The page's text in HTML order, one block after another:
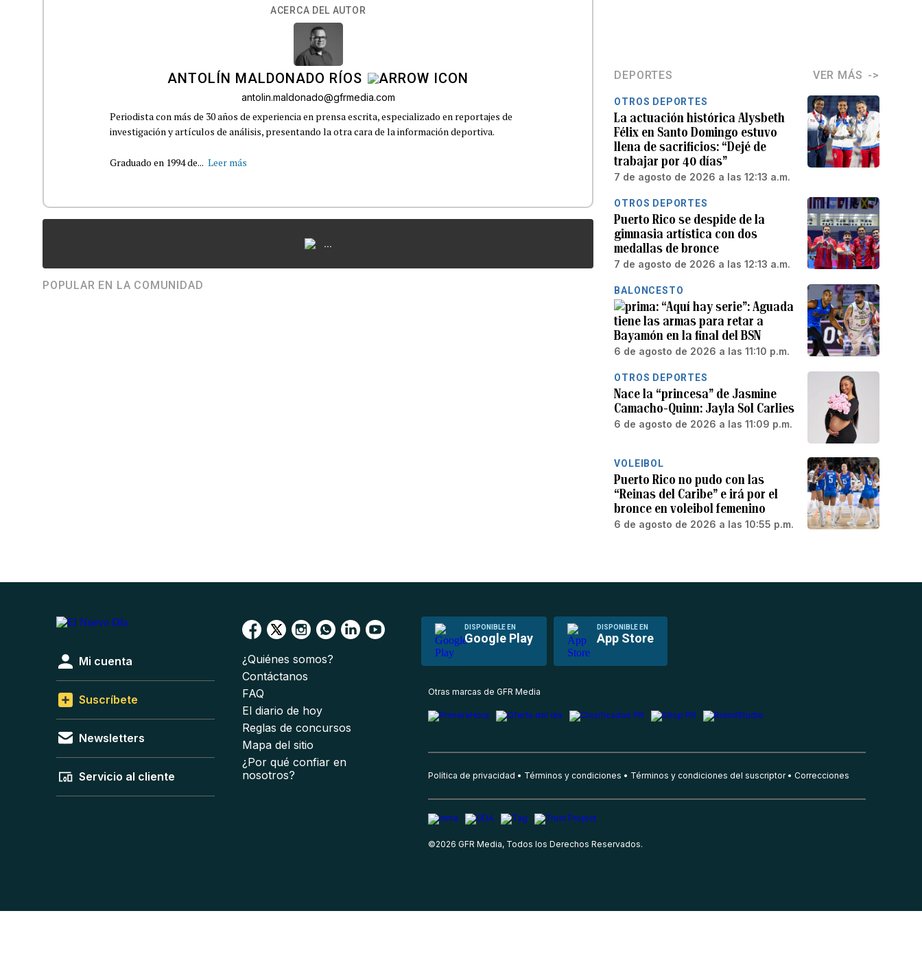
ACERCA DEL AUTOR
ANTOLÍN MALDONADO RÍOS
antolin.maldonado@gfrmedia.com
Periodista con más de 30 años de experiencia en prensa escrita, especializado en reportajes de
investigación y artículos de análisis, presentando la otra cara de la información deportiva.
Graduado en 1994 de... Leer más
...
POPULAR EN LA COMUNIDAD
DEPORTES VER MÁS
OTROS DEPORTES
La actuación histórica Alysbeth
Félix en Santo Domingo estuvo
llena de sacrificios: “Dejé de
trabajar por 40 días”
7 de agosto de 2026 a las 12:13 a.m.
OTROS DEPORTES
Puerto Rico se despide de la
gimnasia artística con dos
medallas de bronce
7 de agosto de 2026 a las 12:13 a.m.
BALONCESTO
“Aquí hay serie”: Aguada
tiene las armas para retar a
Bayamón en la final del BSN
6 de agosto de 2026 a las 11:10 p.m.
OTROS DEPORTES
Nace la “princesa” de Jasmine
Camacho-Quinn: Jayla Sol Carlies
6 de agosto de 2026 a las 11:09 p.m.
VOLEIBOL
Puerto Rico no pudo con las
“Reinas del Caribe” e irá por el
bronce en voleibol femenino
6 de agosto de 2026 a las 10:55 p.m.
DISPONIBLE EN
Google Play
DISPONIBLE EN
App Store
Mi cuenta
Suscríbete
Newsletters
Servicio al cliente
¿Quiénes somos?
Contáctanos
FAQ
El diario de hoy
Reglas de concursos
Mapa del sitio
¿Por qué confiar en
nosotros?
Otras marcas de GFR Media
Política de privacidad Términos y condiciones Términos y condiciones del suscriptor Correcciones
©2026 GFR Media, Todos los Derechos Reservados.